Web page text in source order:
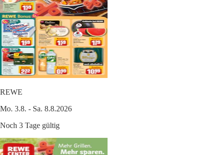
REWE
Mo. 3.8. - Sa. 8.8.2026
Noch 3 Tage gültig